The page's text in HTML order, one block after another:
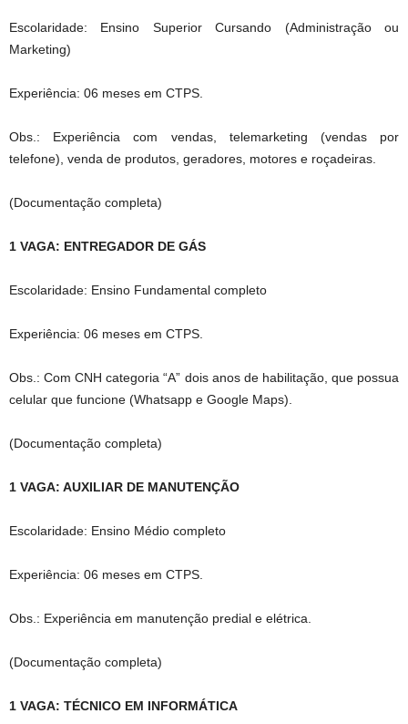
Escolaridade: Ensino Superior Cursando (Administração ou
Marketing)
Experiência: 06 meses em CTPS.
Obs.: Experiência com vendas, telemarketing (vendas por
telefone), venda de produtos, geradores, motores e roçadeiras.
(Documentação completa)
1 VAGA: ENTREGADOR DE GÁS
Escolaridade: Ensino Fundamental completo
Experiência: 06 meses em CTPS.
Obs.: Com CNH categoria “A” dois anos de habilitação, que possua
celular que funcione (Whatsapp e Google Maps).
(Documentação completa)
1 VAGA: AUXILIAR DE MANUTENÇÃO
Escolaridade: Ensino Médio completo
Experiência: 06 meses em CTPS.
Obs.: Experiência em manutenção predial e elétrica.
(Documentação completa)
1 VAGA: TÉCNICO EM INFORMÁTICA